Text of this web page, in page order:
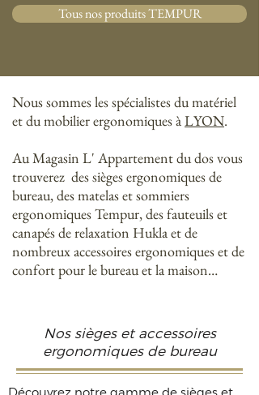
Tous nos produits TEMPUR
Nous sommes les spécialistes du matériel
et du mobilier ergonomiques àLYON.
Au Magasin L' Appartement du dos vous
trouverez des sièges ergonomiques de
bureau, des matelas et sommiers
ergonomiques Tempur, des fauteuils et
canapés de relaxation Hukla et de
nombreux accessoires ergonomiques et de
confort pour le bureau et la maison…
Nos sièges et accessoires
ergonomiques de bureau
Découvrez notre gamme de sièges et